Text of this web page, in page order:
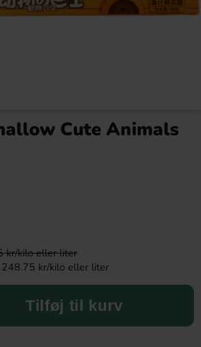
Cute Animals
kr/kilo eller liter
kr/kilo eller liter
Tilføj til kurv